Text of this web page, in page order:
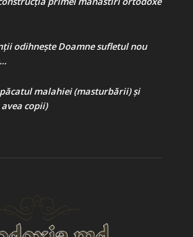
odihnește Doamne sufletul nou
malahiei (masturbării) şi
copii)